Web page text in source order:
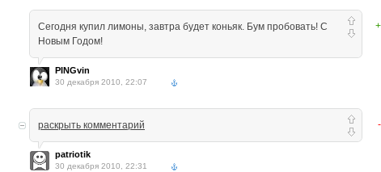
Сегодня купил лимоны, завтра будет коньяк. Бум пробовать! С
Новым Годом!
PINGvin
30 декабря 2010, 22:07
раскрыть комментарий
patriotik
30 декабря 2010, 22:31